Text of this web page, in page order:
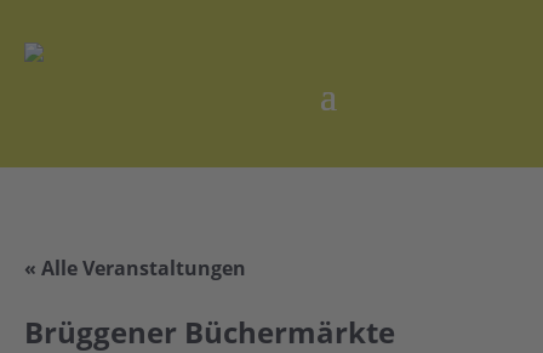
« Alle Veranstaltungen
Brüggener Büchermärkte